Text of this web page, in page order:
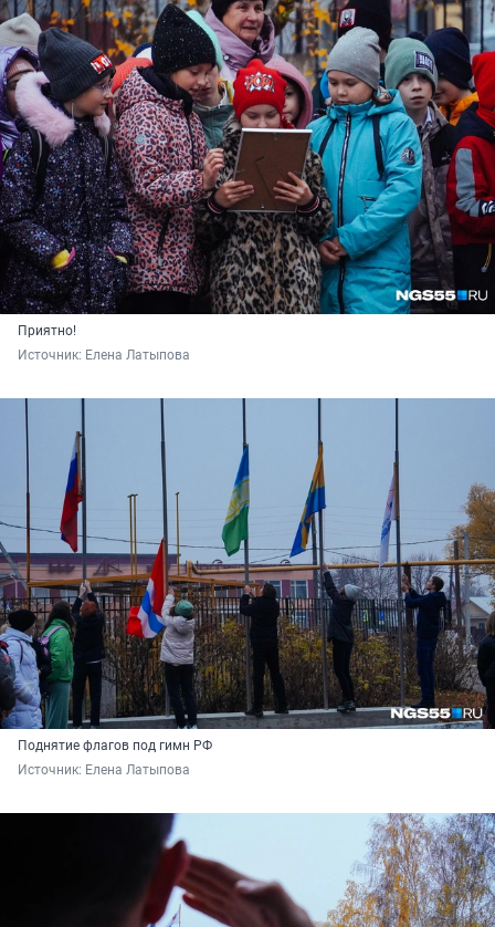
Приятно!
Источник: Елена Латыпова
Поднятие флагов под гимн РФ
Источник: Елена Латыпова